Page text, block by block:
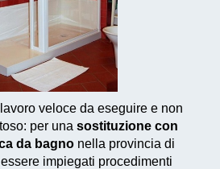
lavoro veloce da eseguire e non
: per una sostituzione con
da bagno nella provincia di
impiegati procedimenti